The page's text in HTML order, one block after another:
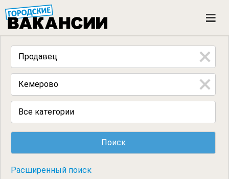
n
Все категории
Расширенный поиск